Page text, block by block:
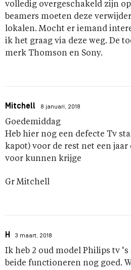
volledig overgeschakeld zijn
beamers moeten deze
lokalen. Mocht er iemand
ik het graag via deze weg. De
merk Thomson en Sony.
Mitchell 8 januari, 2018
Goedemiddag
Heb hier nog een defecte Tv
kapot) voor de rest net een
voor kunnen krijge
Gr Mitchell
H 3 maart, 2018
Ik heb 2 oud model Philips tv
beide functioneren nog goed.